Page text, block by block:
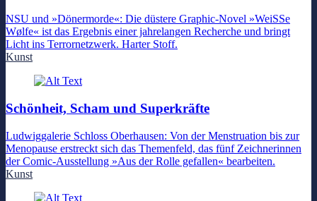
NSU und »Dönermorde«: Die düstere Graphic-Novel »WeiSSe
Wølfe« ist das Ergebnis einer jahrelangen Recherche und bringt
Licht ins Terrornetzwerk. Harter Stoff.
Kunst
Schönheit, Scham und Superkräfte
Ludwiggalerie Schloss Oberhausen: Von der Menstruation bis zur
Menopause erstreckt sich das Themenfeld, das fünf Zeichnerinnen
der Comic-Ausstellung »Aus der Rolle gefallen« bearbeiten.
Kunst